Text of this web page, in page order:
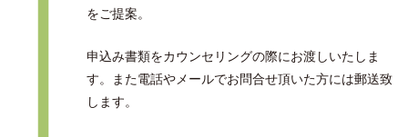
をご提案。
申込み書類をカウンセリングの際にお渡しいたしま
す。また電話やメールでお問合せ頂いた方には郵送致
します。